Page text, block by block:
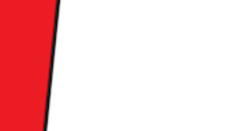
'에 대한 이
의 실질적
일 마주하는
조를